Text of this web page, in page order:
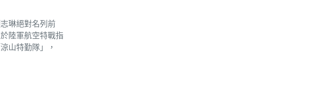
琳絕對名列前
陸軍航空特戰指
山特勤隊」，